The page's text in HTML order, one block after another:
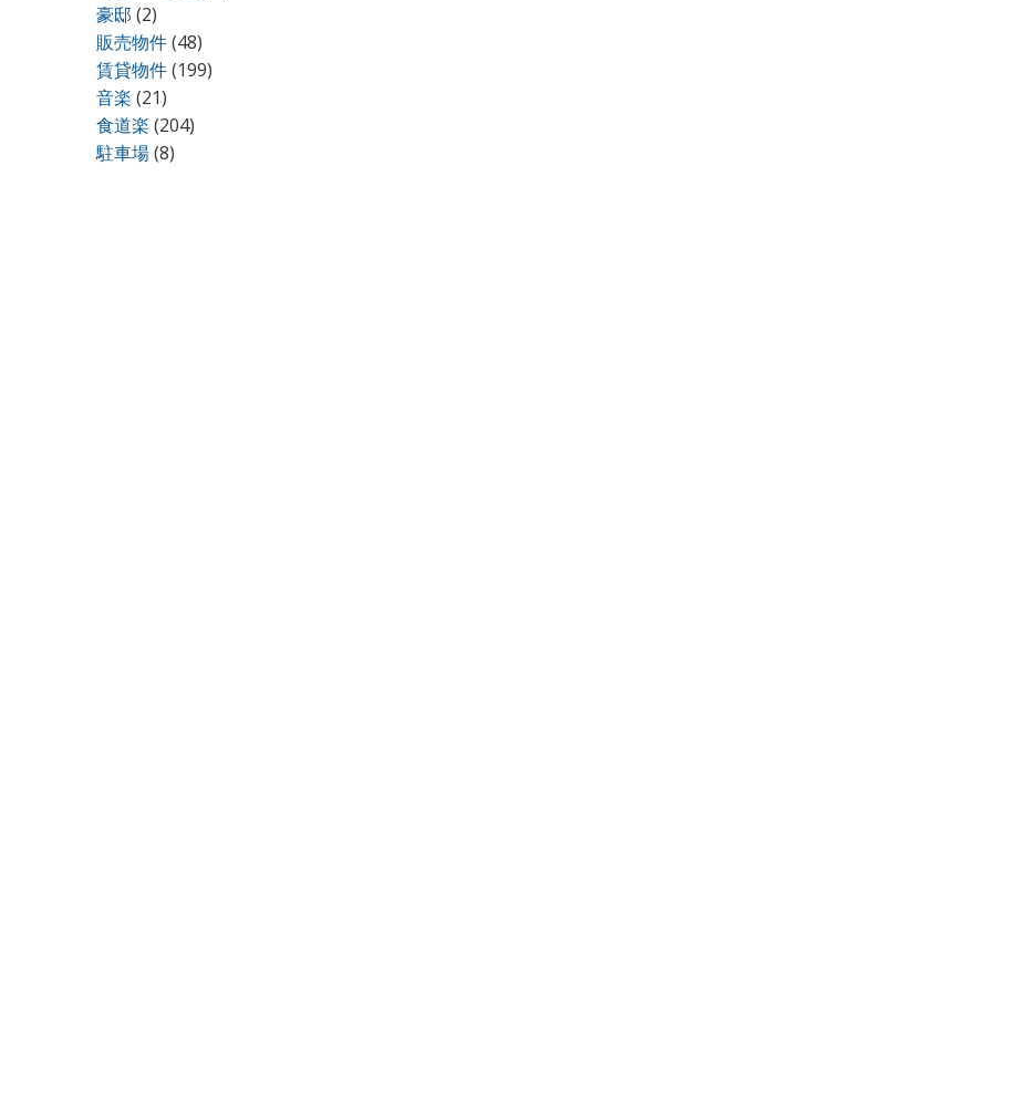
豪邸 (2)
販売物件(48)
賃貸物件(199)
音楽 (21)
食道楽 (204)
駐車場(8)